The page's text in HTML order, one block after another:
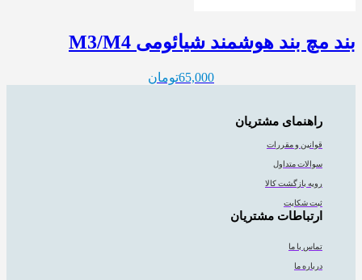
بند مچ بند هوشمند شیائومی M3/M4
65,000تومان
راهنمای مشتریان
قوانین و مقررات
سوالات متداول
رویه بازگشت کالا
ثبت شکایت
ارتباطات مشتریان
تماس با ما
درباره ما